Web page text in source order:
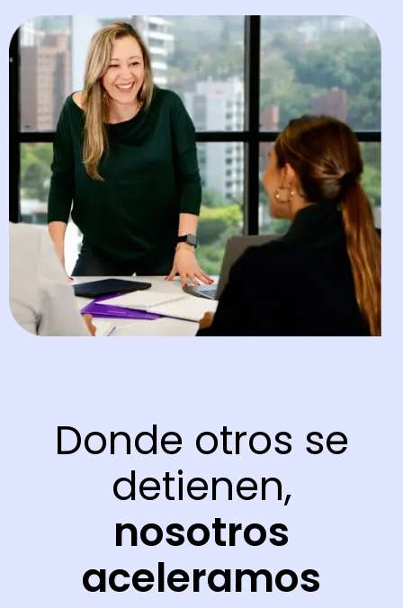
Donde otros se
detienen,
nosotros
aceleramos